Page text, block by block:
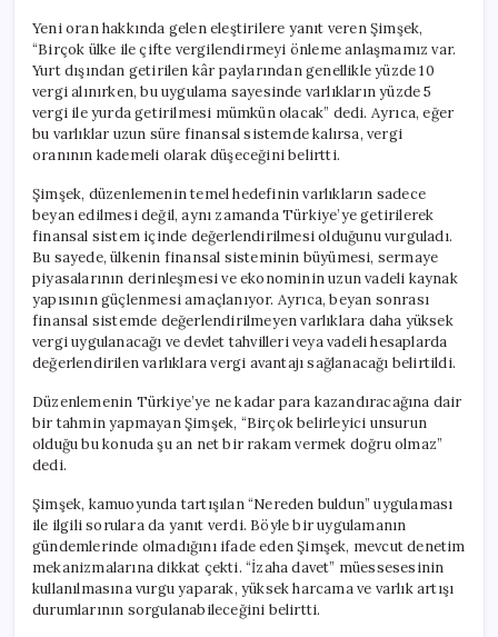
Yeni oran hakkında gelen eleştirilere yanıt veren Şimşek,
“Birçok ülke ile çifte vergilendirmeyi önleme anlaşmamız var.
Yurt dışından getirilen kâr paylarından genellikle yüzde 10
vergi alınırken, bu uygulama sayesinde varlıkların yüzde 5
vergi ile yurda getirilmesi mümkün olacak” dedi. Ayrıca, eğer
bu varlıklar uzun süre finansal sistemde kalırsa, vergi
oranının kademeli olarak düşeceğini belirtti.
Şimşek, düzenlemenin temel hedefinin varlıkların sadece
beyan edilmesi değil, aynı zamanda Türkiye’ye getirilerek
finansal sistem içinde değerlendirilmesi olduğunu vurguladı.
Bu sayede, ülkenin finansal sisteminin büyümesi, sermaye
piyasalarının derinleşmesi ve ekonominin uzun vadeli kaynak
yapısının güçlenmesi amaçlanıyor. Ayrıca, beyan sonrası
finansal sistemde değerlendirilmeyen varlıklara daha yüksek
vergi uygulanacağı ve devlet tahvilleri veya vadeli hesaplarda
değerlendirilen varlıklara vergi avantajı sağlanacağı belirtildi.
Düzenlemenin Türkiye’ye ne kadar para kazandıracağına dair
bir tahmin yapmayan Şimşek, “Birçok belirleyici unsurun
olduğu bu konuda şu an net bir rakam vermek doğru olmaz”
dedi.
Şimşek, kamuoyunda tartışılan “Nereden buldun” uygulaması
ile ilgili sorulara da yanıt verdi. Böyle bir uygulamanın
gündemlerinde olmadığını ifade eden Şimşek, mevcut denetim
mekanizmalarına dikkat çekti. “İzaha davet” müessesesinin
kullanılmasına vurgu yaparak, yüksek harcama ve varlık artışı
durumlarının sorgulanabileceğini belirtti.